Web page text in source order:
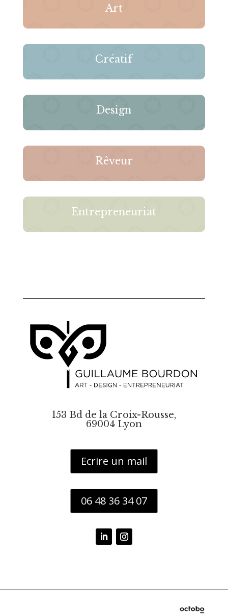
Art
Créatif
Design
Rêveur
Entrepreneuriat
153 Bd de la Croix-Rousse,
69004 Lyon
Ecrire un mail
06 48 36 34 07